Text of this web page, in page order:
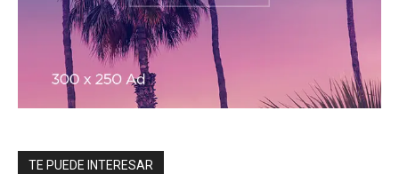
TE PUEDE INTERESAR